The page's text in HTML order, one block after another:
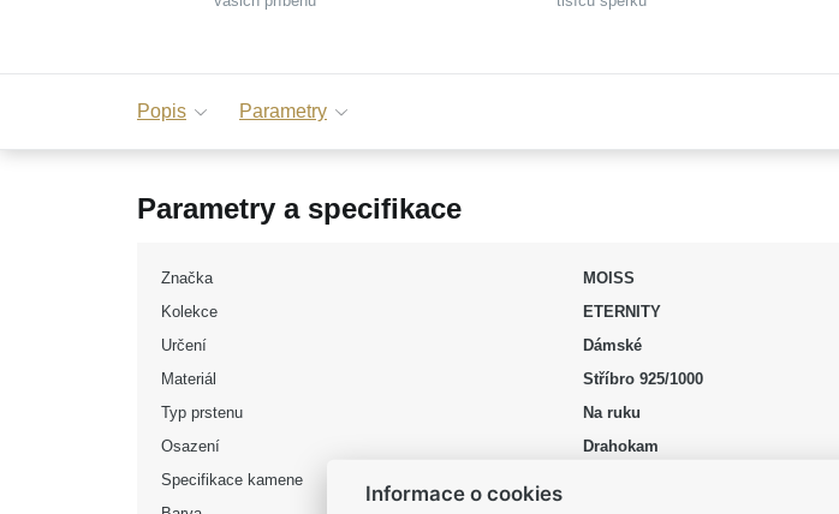
Popis Parametry
Parametry a specifikace
Značka
MOISS
Kolekce
ETERNITY
Určení
Dámské
Materiál
Stříbro 925/1000
Typ prstenu
Na ruku
Osazení
Drahokam
Specifikace kamene
Informace o cookies